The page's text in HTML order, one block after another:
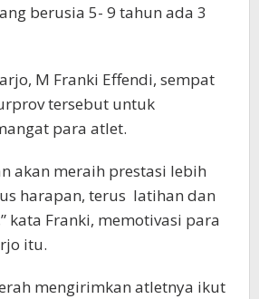
berusia 5- 9 tahun ada 3
M Franki Effendi, sempat
tersebut untuk
para atlet.
akan meraih prestasi lebih
harapan, terus latihan dan
kata Franki, memotivasi para
itu.
mengirimkan atletnya ikut